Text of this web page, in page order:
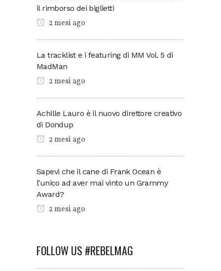
il rimborso dei biglietti
2 mesi ago
La tracklist e i featuring di MM Vol. 5 di
MadMan
2 mesi ago
Achille Lauro è il nuovo direttore creativo
di Dondup
2 mesi ago
Sapevi che il cane di Frank Ocean è
l’unico ad aver mai vinto un Grammy
Award?
2 mesi ago
FOLLOW US #REBELMAG